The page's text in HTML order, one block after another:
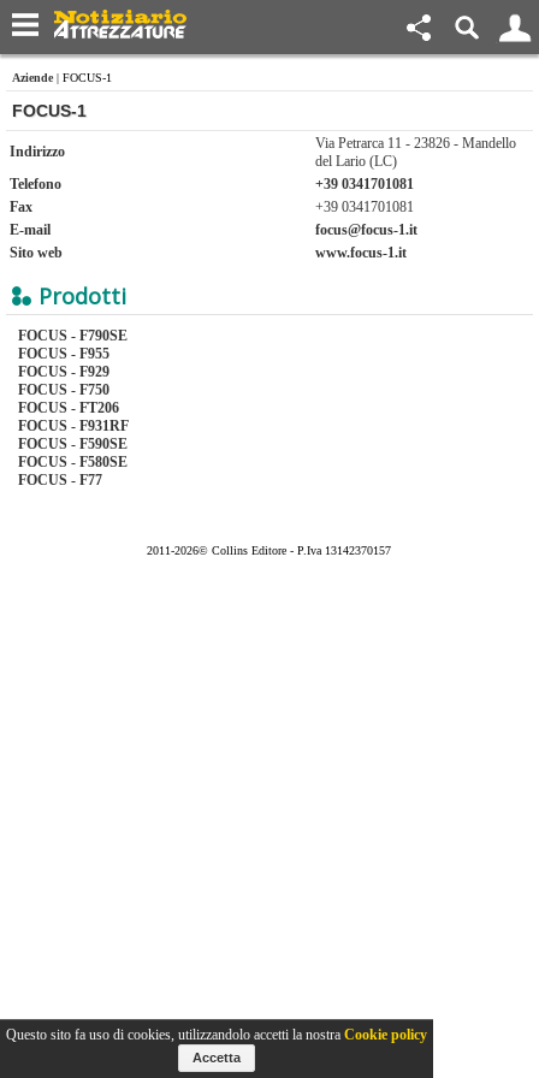
Aziende | FOCUS-1
FOCUS-1
Indirizzo
Via Petrarca 11 - 23826 - Mandello
del Lario (LC)
Telefono
+39 0341701081
Fax
+39 0341701081
E-mail
focus@focus-1.it
Sito web
www.focus-1.it
Prodotti
FOCUS - F790SE
FOCUS - F955
FOCUS - F929
FOCUS - F750
FOCUS - FT206
FOCUS - F931RF
FOCUS - F590SE
FOCUS - F580SE
FOCUS - F77
2011-2026© Collins Editore - P.Iva 13142370157
Questo sito fa uso di cookies, utilizzandolo accetti la nostra Cookie policy
Accetta